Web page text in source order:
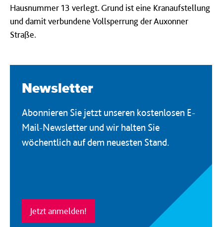
Hausnummer 13 verlegt. Grund ist eine Kranaufstellung
und damit verbundene Vollsperrung der Auxonner
Straße.
Newsletter
Abonnieren Sie jetzt unseren kostenlosen E-
Mail-Newsletter und wir halten Sie
wöchentlich auf dem neuesten Stand.
Jetzt anmelden!